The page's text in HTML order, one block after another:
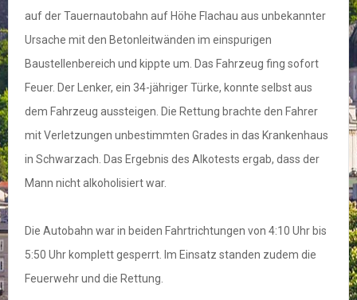
auf der Tauernautobahn auf Höhe Flachau aus unbekannter
Ursache mit den Betonleitwänden im einspurigen
Baustellenbereich und kippte um. Das Fahrzeug fing sofort
Feuer. Der Lenker, ein 34-jähriger Türke, konnte selbst aus
dem Fahrzeug aussteigen. Die Rettung brachte den Fahrer
mit Verletzungen unbestimmten Grades in das Krankenhaus
in Schwarzach. Das Ergebnis des Alkotests ergab, dass der
Mann nicht alkoholisiert war.
Die Autobahn war in beiden Fahrtrichtungen von 4:10 Uhr bis
5:50 Uhr komplett gesperrt. Im Einsatz standen zudem die
Feuerwehr und die Rettung.